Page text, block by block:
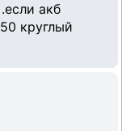
акб
круглый